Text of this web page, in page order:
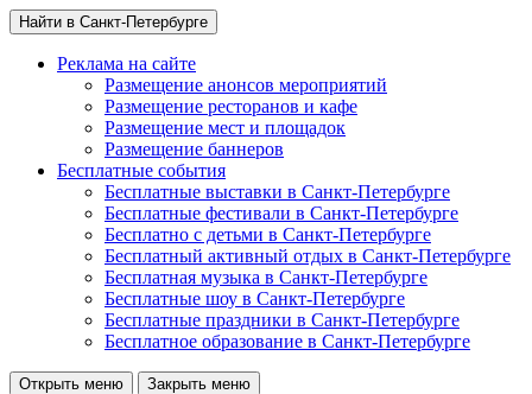
Найти в Санкт-Петербурге
Реклама на сайте
Размещение анонсов мероприятий
Размещение ресторанов и кафе
Размещение мест и площадок
Размещение баннеров
Бесплатные события
Бесплатные выставки в Санкт-Петербурге
Бесплатные фестивали в Санкт-Петербурге
Бесплатно с детьми в Санкт-Петербурге
Бесплатный активный отдых в Санкт-Петербурге
Бесплатная музыка в Санкт-Петербурге
Бесплатные шоу в Санкт-Петербурге
Бесплатные праздники в Санкт-Петербурге
Бесплатное образование в Санкт-Петербурге
Открыть меню Закрыть меню